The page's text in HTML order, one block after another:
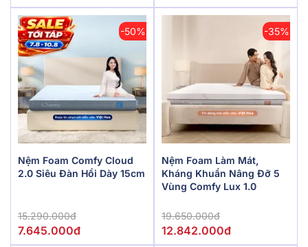
-50%
Nệm Foam Comfy Cloud
2.0 Siêu Đàn Hồi Dày 15cm
15.290.000đ
7.645.000đ
-35%
Nệm Foam Làm Mát,
Kháng Khuẩn Nâng Đỡ 5
Vùng Comfy Lux 1.0
19.650.000đ
12.842.000đ